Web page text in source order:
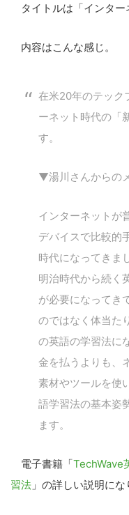
タイトルは「インター
内容はこんな感じ。
在米20年のテック
ーネット時代の「
す。
▼湯川さんからの
インターネットが
デバイスで比較的
時代になってきま
明治時代から続く
が必要になってき
のではなく体当た
の英語の学習法に
金を払うよりも、
素材やツールを使
語学習法の基本姿
ます。
電子書籍「TechWave
習法 」の詳しい説明にな
Block Data Bank